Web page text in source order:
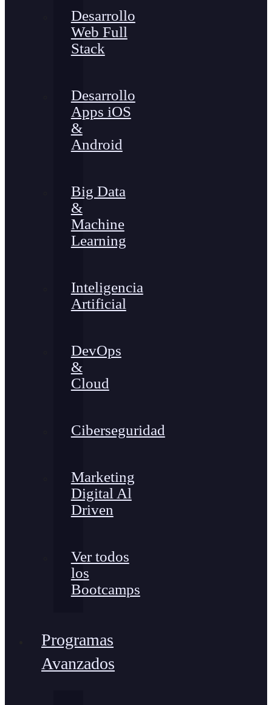
Desarrollo
Web Full
Stack
Desarrollo
Apps iOS
&
Android
Big Data
&
Machine
Learning
Inteligencia
Artificial
DevOps
&
Cloud
Ciberseguridad
Marketing
Digital Al
Driven
Ver todos
los
Bootcamps
Programas
Avanzados